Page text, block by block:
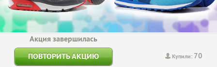
Купили: 70
Акция завершилась
ПОВТОРИТЬ АКЦИЮ